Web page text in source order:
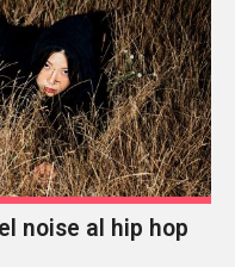
noise al hip hop